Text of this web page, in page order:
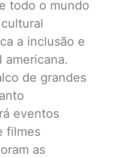
todo o mundo
a inclusão e
americana.
de grandes
eventos
filmes
as